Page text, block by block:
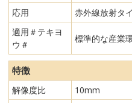
応用
赤外線放射タ
適用＃テキヨ
ウ＃
標準的な産業
特徴
解像度比
10mm